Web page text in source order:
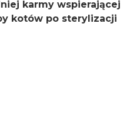
karmy wspierającej
kotów po sterylizacji